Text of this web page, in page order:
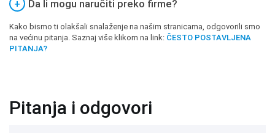
+
Da li mogu naručiti preko firme?
Kako bismo ti olakšali snalaženje na našim stranicama, odgovorili smo
na većinu pitanja. Saznaj više klikom na link: ČESTO POSTAVLJENA
PITANJA?
Pitanja i odgovori